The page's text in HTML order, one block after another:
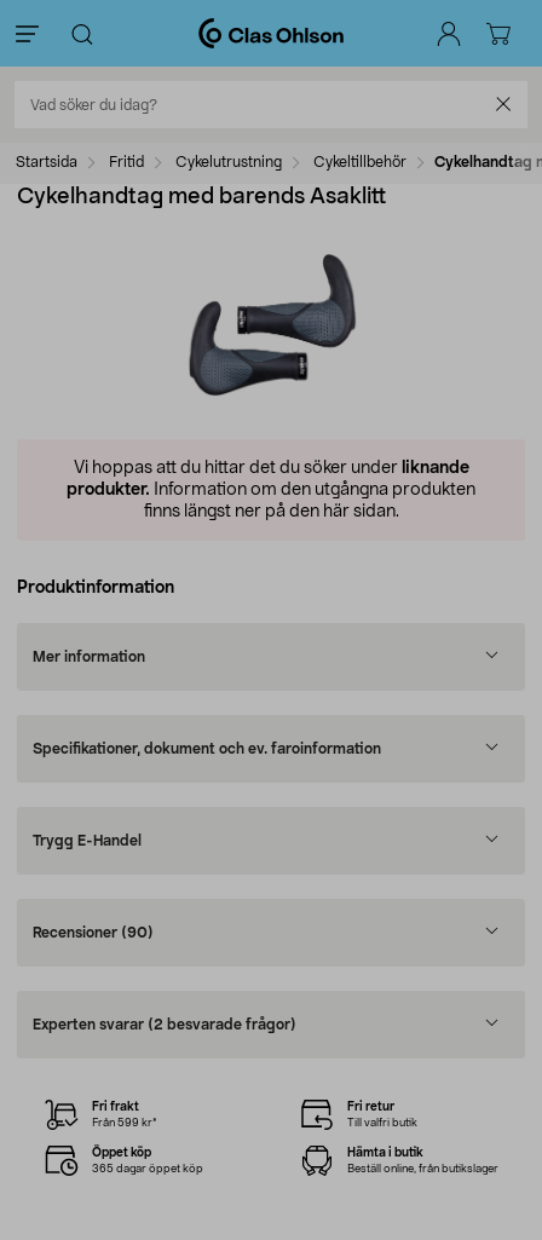
Startsida Fritid Cykelutrustning Cykeltillbehör Cykelhandtag
Cykelhandtag med barends Asaklitt
Vi hoppas att du hittar det du söker under liknande
produkter. Information om den utgångna produkten
finns längst ner på den här sidan.
Produktinformation
Mer information
Specifikationer, dokument och ev. faroinformation
Trygg E-Handel
Recensioner (90)
Experten svarar (2 besvarade frågor)
Fri frakt
Från 599 kr*
Fri retur
Till valfri butik
Öppet köp
365 dagar öppet köp
Hämta i butik
Beställ online, från butikslager